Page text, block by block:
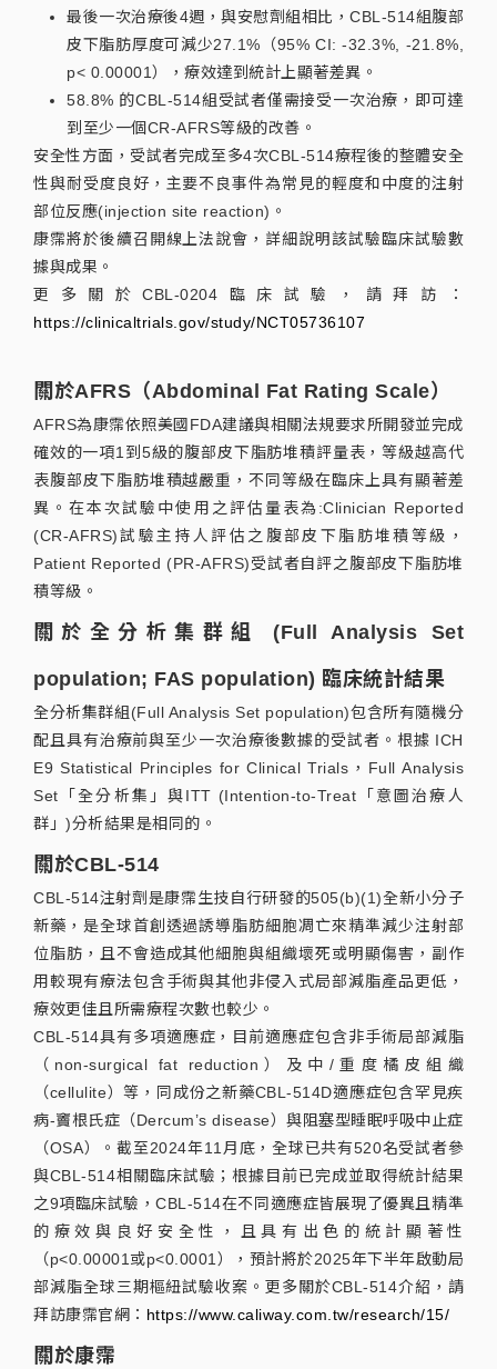
最後一次治療後4週，與安慰劑組相比，CBL-514組腹部
皮下脂肪厚度可減少27.1%（95% CI: -32.3%, -21.8%,
p< 0.00001），療效達到統計上顯著差異。
58.8% 的CBL-514組受試者僅需接受一次治療，即可達
到至少一個CR-AFRS等級的改善。
安全性方面，受試者完成至多4次CBL-514療程後的整體安全
性與耐受度良好，主要不良事件為常見的輕度和中度的注射
部位反應(injection site reaction)。
康霈將於後續召開線上法說會，詳細說明該試驗臨床試驗數
據與成果。
更多關於CBL-0204臨床試驗，請拜訪：
https://clinicaltrials.gov/study/NCT05736107
關於AFRS（Abdominal Fat Rating Scale）
AFRS為康霈依照美國FDA建議與相關法規要求所開發並完成
確效的一項1到5級的腹部皮下脂肪堆積評量表，等級越高代
表腹部皮下脂肪堆積越嚴重，不同等級在臨床上具有顯著差
異。在本次試驗中使用之評估量表為:Clinician Reported
(CR-AFRS)試驗主持人評估之腹部皮下脂肪堆積等級，
Patient Reported (PR-AFRS)受試者自評之腹部皮下脂肪堆
積等級。
關於全分析集群組 (Full Analysis Set
population; FAS population) 臨床統計結果
全分析集群組(Full Analysis Set population)包含所有隨機分
配且具有治療前與至少一次治療後數據的受試者。根據 ICH
E9 Statistical Principles for Clinical Trials，Full Analysis
Set「全分析集」與ITT (Intention-to-Treat「意圖治療人
群」)分析結果是相同的。
關於CBL-514
CBL-514注射劑是康霈生技自行研發的505(b)(1)全新小分子
新藥，是全球首創透過誘導脂肪細胞凋亡來精準減少注射部
位脂肪，且不會造成其他細胞與組織壞死或明顯傷害，副作
用較現有療法包含手術與其他非侵入式局部減脂產品更低，
療效更佳且所需療程次數也較少。
CBL-514具有多項適應症，目前適應症包含非手術局部減脂
（non-surgical fat reduction）及中/重度橘皮組織
（cellulite）等，同成份之新藥CBL-514D適應症包含罕見疾
病-竇根氏症（Dercum’s disease）與阻塞型睡眠呼吸中止症
（OSA）。截至2024年11月底，全球已共有520名受試者參
與CBL-514相關臨床試驗；根據目前已完成並取得統計結果
之9項臨床試驗，CBL-514在不同適應症皆展現了優異且精準
的療效與良好安全性，且具有出色的統計顯著性
（p<0.00001或p<0.0001），預計將於2025年下半年啟動局
部減脂全球三期樞紐試驗收案。更多關於CBL-514介紹，請
拜訪康霈官網： https://www.caliway.com.tw/research/15/
關於康霈